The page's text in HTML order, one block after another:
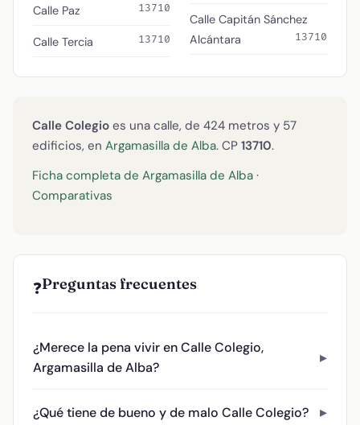
Calle Paz 13710
Calle Tercia 13710
Calle Capitán Sánchez
Alcántara
13710
Calle Colegio es una calle, de 424 metros y 57
edificios, en Argamasilla de Alba. CP 13710.
Ficha completa de Argamasilla de Alba ·
Comparativas
❓Preguntas frecuentes
¿Merece la pena vivir en Calle Colegio,
Argamasilla de Alba?
¿Qué tiene de bueno y de malo Calle Colegio?